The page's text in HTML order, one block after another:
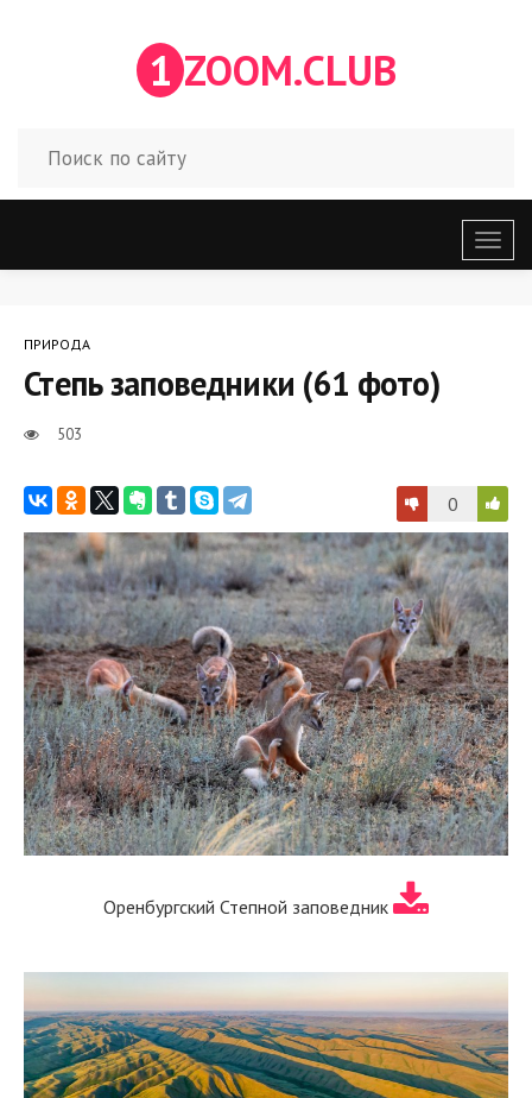
1 ZOOM.CLUB
меню
ПРИРОДА
Степь заповедники (61 фото)
503
0
Оренбургский Степной заповедник